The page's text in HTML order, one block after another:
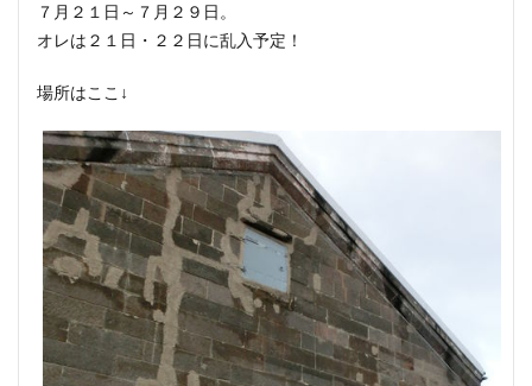
７月２１日～７月２９日。
オレは２１日・２２日に乱入予定！
場所はここ↓